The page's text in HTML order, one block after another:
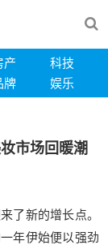
产
科技
牌 娱乐
市场回暖潮
了新的增长点。
年伊始便以强劲